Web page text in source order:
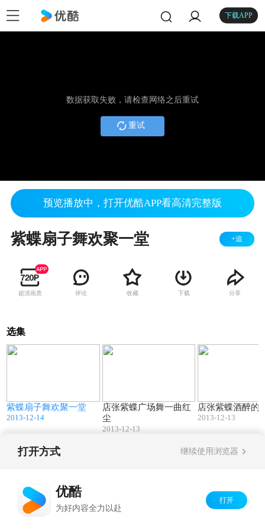
下载APP
数据获取失败，请检查网络之后重试
重试
预览播放中，打开优酷APP看高清完整版
紫蝶扇子舞欢聚一堂 +追
超清画质 评论 收藏 下载 分享
选集
紫蝶扇子舞欢聚一堂
2013-12-14
店张紫蝶广场舞一曲红
尘
2013-12-13
店张紫蝶酒醉的
2013-12-13
打开方式 继续使用浏览器
优酷
为好内容全力以赴
打开